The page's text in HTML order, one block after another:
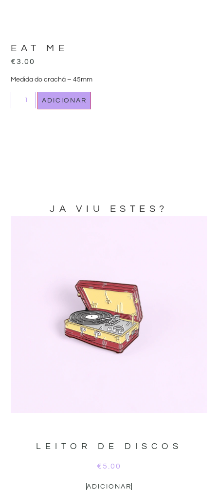
EAT ME
€3.00
Medida do crachá – 45mm
ADICIONAR
JA VIU ESTES?
LEITOR DE DISCOS
€ 5.00
ADICIONAR